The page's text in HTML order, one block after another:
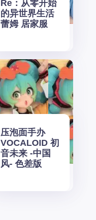
Re：从零开始
的异世界生活
蕾姆 居家服
压泡面手办
VOCALOID 初
音未来 -中国
风- 色差版